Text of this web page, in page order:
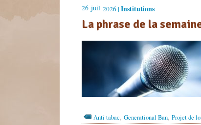
26 juil 2026 | Institutions
La phrase de la
Anti tabac, Generational Ban, Projet de